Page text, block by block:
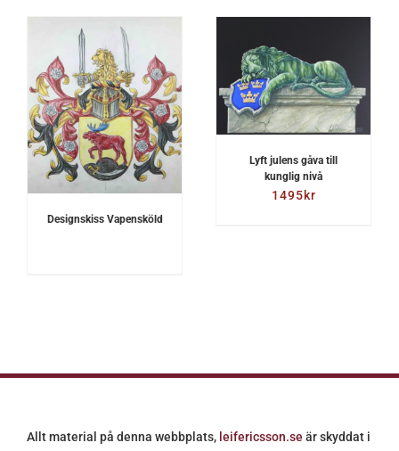
Designskiss Vapensköld
LÄGG TILL I
VARUKORG
/
DETALJER
Lyft julens gåva till
kunglig nivå
1495kr
Allt material på denna webbplats, leifericsson.se är skyddat i